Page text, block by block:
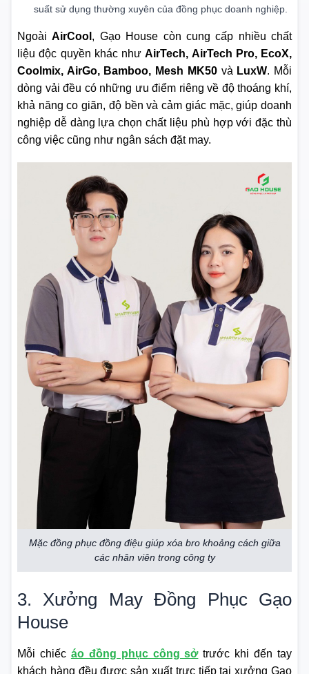
suất sử dụng thường xuyên của đồng phục doanh nghiệp.
NgoàiAirCool , Gạo House còn cung cấp nhiều chất
liệu độc quyền khác nhưAirTech, AirTech Pro, EcoX,
Coolmix, AirGo, Bamboo, Mesh MK50và LuxW. Mỗi
dòng vải đều có những ưu điểm riêng về độ thoáng khí,
khả năng co giãn, độ bền và cảm giác mặc, giúp doanh
nghiệp dễ dàng lựa chọn chất liệu phù hợp với đặc thù
công việc cũng như ngân sách đặt may.
Mặc đồng phục đồng điệu giúp xóa bro khoảng cách giữa
các nhân viên trong công ty
3. Xưởng May Đồng Phục Gạo
House
Mỗi chiếc áo đồng phục công sởtrước khi đến tay
khách hàng đều được sản xuất trực tiếp tại xưởng Gạo